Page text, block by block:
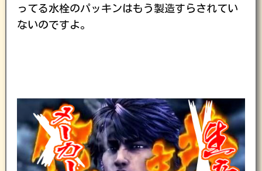
ってる水栓のパッキンはもう製造すらされてい
ないのですよ。